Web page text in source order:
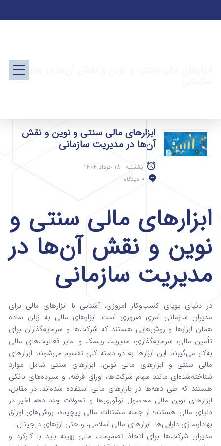
ابزارهای مالی سنتی و نوین و نقش آن‌ها در مدیریت
ابزارهای مالی سنتی و نوین و نقش
آن‌ها در مدیریت سازمانی
یکشنبه , 18 خرداد 1404
0 دیدگاه
ابزارهای مالی سنتی و
نوین و نقش آن‌ها در
مدیریت سازمانی
در دنیای پویای کسب‌وکار امروزی، آشنایی با ابزارهای مالی برای
مدیران سازمانی امری ضروری است. ابزارهای مالی به زبان ساده
همان ابزارها و روش‌هایی هستند که شرکت‌ها و سرمایه‌گذاران برای
تأمین مالی، سرمایه‌گذاری، مدیریت ریسک و سایر فعالیت‌های مالی
به‌کار می‌گیرند. این ابزارها به دو دسته کلی تقسیم می‌شوند: ابزارهای
مالی سنتی و ابزارهای مالی نوین. ابزارهای سنتی شامل موارد
شناخته‌شده‌ای مانند سهام شرکت‌ها، اوراق قرضه، و سپرده‌های بانکی
هستند که طی دهه‌ها در بازارهای مالی استفاده شده‌اند. در مقابل،
ابزارهای نوین مالی محصول نوآوری‌ها و تحولات چند دهه اخیر در
دنیای مالی هستند؛ از جمله مشتقات مالی پیچیده، روش‌های اوراق
بهادارسازی دارایی‌ها, ابزارهای مالی اسلامی، و حتی ارزهای دیجیتال.
مدیران شرکت‌ها برای اتخاذ تصمیمات مالی بهینه باید با کارکرد و